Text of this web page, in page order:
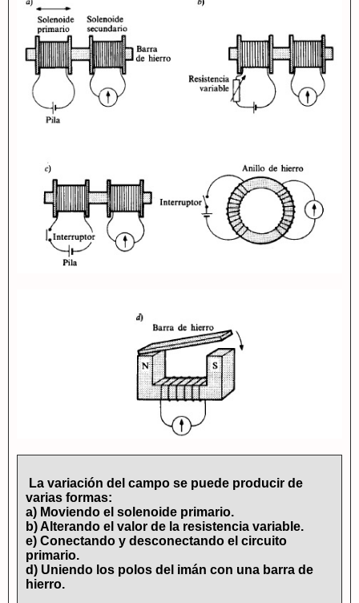
La variación del campo se puede producir de
varias formas:
a) Moviendo el solenoide primario.
b) Alterando el valor de la resistencia variable.
e) Conectando y desconectando el circuito
primario.
d) Uniendo los polos del imán con una barra de
hierro.